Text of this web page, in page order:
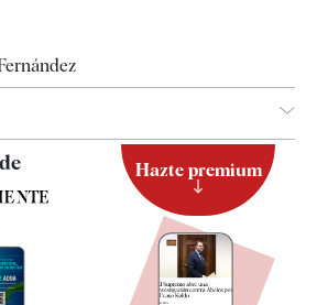
Hazte premium